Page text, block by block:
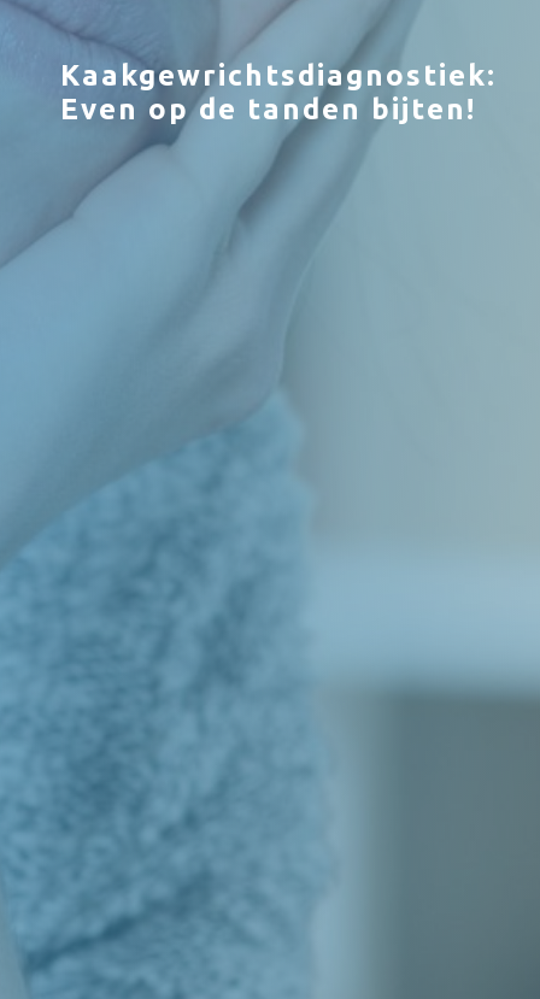
Kaakgewrichtsdiagnostiek:
Even op de tanden bijten!